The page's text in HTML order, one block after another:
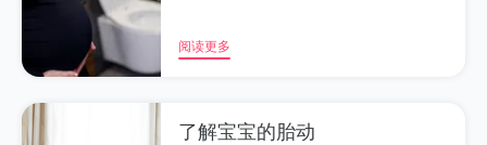
阅读更多
了解宝宝的胎动